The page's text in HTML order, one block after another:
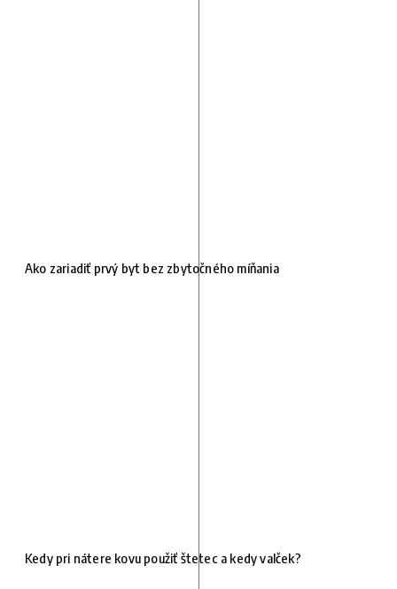
Ako zariadiť prvý byt bez zbytočného míňania
Kedy pri nátere kovu použiť štetec a kedy valček?